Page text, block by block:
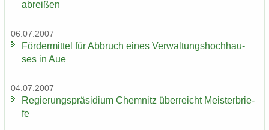
ab­rei­ßen
06.07.2007
För­der­mit­tel für Ab­bruch eines Ver­wal­tungs­hoch­hau­
ses in Aue
04.07.2007
Re­gie­rungs­prä­si­di­um Chem­nitz über­reicht Meis­ter­brie­
fe